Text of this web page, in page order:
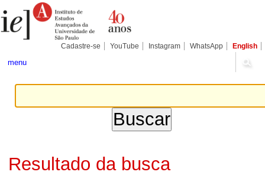
para
conteúdo.
Pessoais
Cadastre-se YouTube Instagram WhatsApp English
menu
Resultado da busca